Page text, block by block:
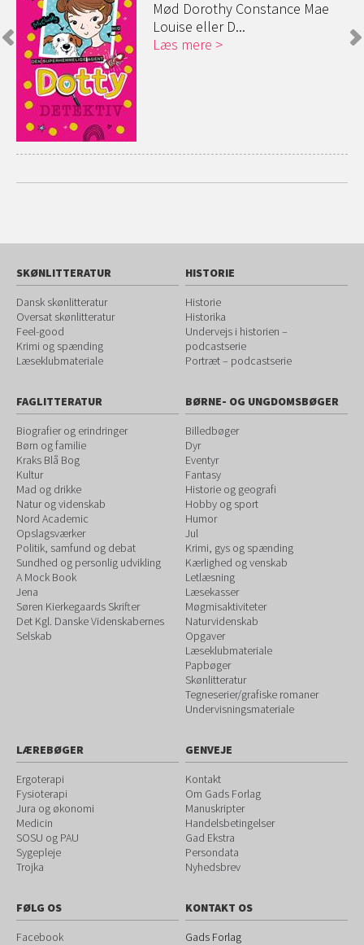
Mød Dorothy Constance Mae
Louise eller D...
Læs mere
SKØNLITTERATUR
Dansk skønlitteratur
Oversat skønlitteratur
Feel-good
Krimi og spænding
Læseklubmateriale
HISTORIE
Historie
Historika
Undervejs i historien –
podcastserie
Portræt – podcastserie
FAGLITTERATUR
Biografier og erindringer
Børn og familie
Kraks Blå Bog
Kultur
Mad og drikke
Natur og videnskab
Nord Academic
Opslagsværker
Politik, samfund og debat
Sundhed og personlig udvikling
A Mock Book
Jena
Søren Kierkegaards Skrifter
Det Kgl. Danske Videnskabernes
Selskab
BØRNE- OG UNGDOMSBØGER
Billedbøger
Dyr
Eventyr
Fantasy
Historie og geografi
Hobby og sport
Humor
Jul
Krimi, gys og spænding
Kærlighed og venskab
Letlæsning
Læsekasser
Møgmisaktiviteter
Naturvidenskab
Opgaver
Læseklubmateriale
Papbøger
Skønlitteratur
Tegneserier/grafiske romaner
Undervisningsmateriale
LÆREBØGER
Ergoterapi
Fysioterapi
Jura og økonomi
Medicin
SOSU og PAU
Sygepleje
Trojka
GENVEJE
Kontakt
Om Gads Forlag
Manuskripter
Handelsbetingelser
Gad Ekstra
Persondata
Nyhedsbrev
FØLG OS
Facebook
KONTAKT OS
Gads Forlag